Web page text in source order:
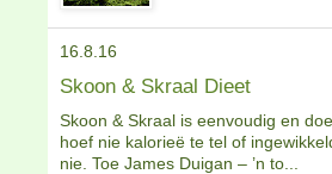
16.8.16
Skoon & Skraal Dieet
Skoon & Skraal is eenvoudig en
hoef nie kalorieë te tel of
nie. Toe James Duigan – ’n to...